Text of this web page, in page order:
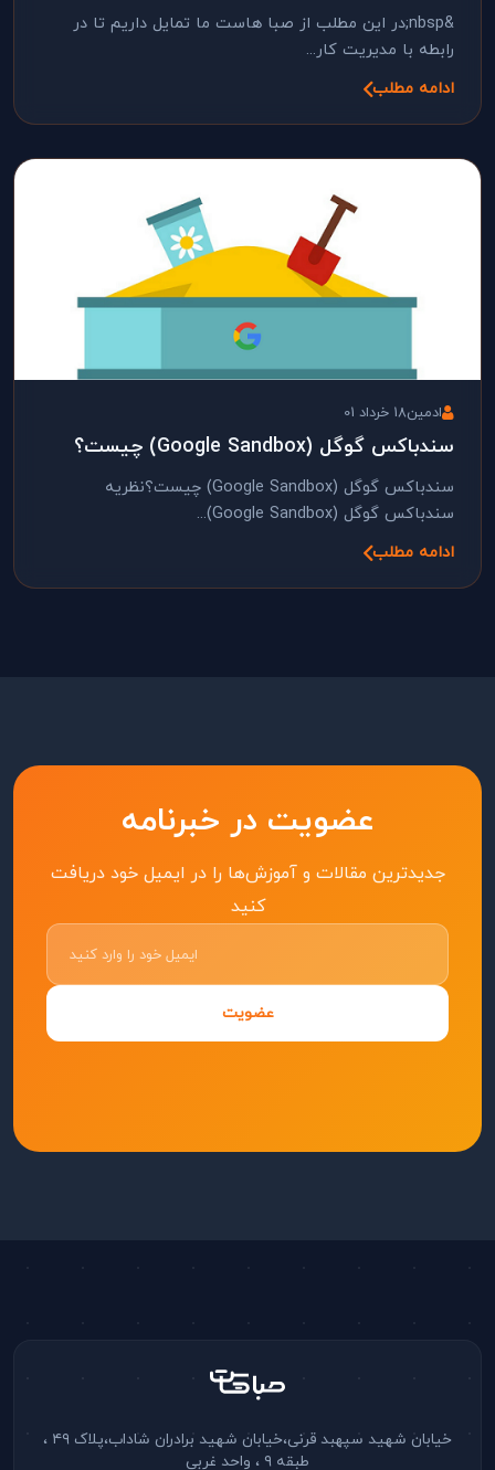
&nbsp;در این مطلب از صبا هاست ما تمایل داریم تا در
رابطه با مدیریت کار...
ادامه مطلب
ادمین18 خرداد 01
سندباکس گوگل (Google Sandbox) چیست؟
سندباکس گوگل (Google Sandbox) چیست؟نظریه
سندباکس گوگل (Google Sandbox)...
ادامه مطلب
عضویت در خبرنامه
جدیدترین مقالات و آموزش‌ها را در ایمیل خود دریافت
کنید
عضویت
خیابان شهید سپهبد قرنی،خیابان شهید برادران شاداب،پلاک ۴۹ ،
طبقه ۹ ، واحد غربی